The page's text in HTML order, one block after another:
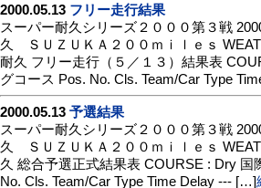
2000.05.13 フリー走行結果
スーパー耐久シリーズ２０００第３戦
久 ＳＵＺＵＫＡ２００ｍｉｌｅｓ
耐久 フリー走行（５／１３）結果表
グコース Pos. No. Cls. Team/Car Type
2000.05.13 予選結果
スーパー耐久シリーズ２０００第３戦
久 ＳＵＺＵＫＡ２００ｍｉｌｅｓ
久 総合予選正式結果表 COURSE : Dry 国
No. Cls. Team/Car Type Time Delay --- […]